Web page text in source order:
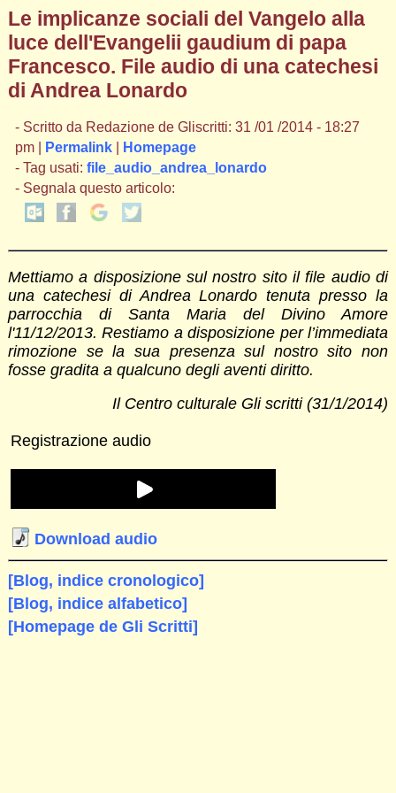
Le implicanze sociali del Vangelo alla
luce dell'Evangelii gaudium di papa
Francesco. File audio di una catechesi
di Andrea Lonardo
- Scritto da Redazione de Gliscritti: 31 /01 /2014 - 18:27
pm |
Permalink|
Homepage
- Tag usati: file_audio_andrea_lonardo
- Segnala questo articolo:
Mettiamo a disposizione sul nostro sito il file audio di
una catechesi di Andrea Lonardo tenuta presso la
parrocchia di Santa Maria del Divino Amore
l'11/12/2013. Restiamo a disposizione per l’immediata
rimozione se la sua presenza sul nostro sito non
fosse gradita a qualcuno degli aventi diritto.
Il Centro culturale Gli scritti (31/1/2014)
Registrazione audio
Download audio
[Blog, indice cronologico]
[Blog, indice alfabetico]
[Homepage de Gli Scritti]